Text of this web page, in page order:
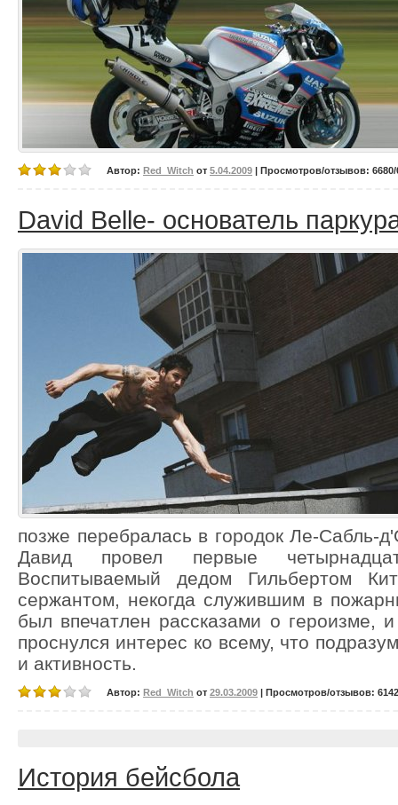
Автор: Red_Witch от 5.04.2009 | Просмотров/отзывов: 6680/
David Belle- основатель
позже перебралась в городок Ле-Сабль-
Давид провел первые
Воспитываемый дедом Гильбертом
сержантом, некогда служившим в
был впечатлен рассказами о героизме,
проснулся интерес ко всему, что
и активность.
Автор: Red_Witch от 29.03.2009 | Просмотров/отзывов:
История бейсбола